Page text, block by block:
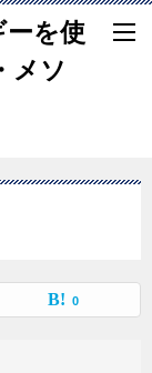
ーを使
メソ
0